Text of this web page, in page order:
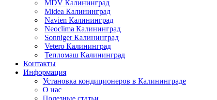
MDV Калининград
Midea Калининград
Navien Калининград
Neoclima Калининград
Sonniger Калининград
Vetero Калининград
Тепломаш Калининград
Контакты
Информация
Установка кондиционеров в Калининграде
О нас
Полезные статьи